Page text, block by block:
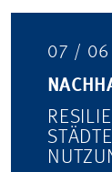
07 /